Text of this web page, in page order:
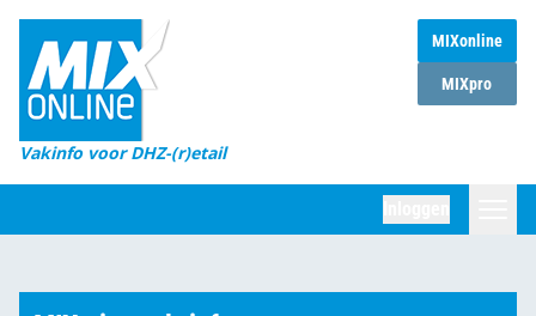
MIXonline
MIXpro
Vakinfo voor DHZ-(r)etail
Home
Magazines
DHZ Sessie
Marktcijfers